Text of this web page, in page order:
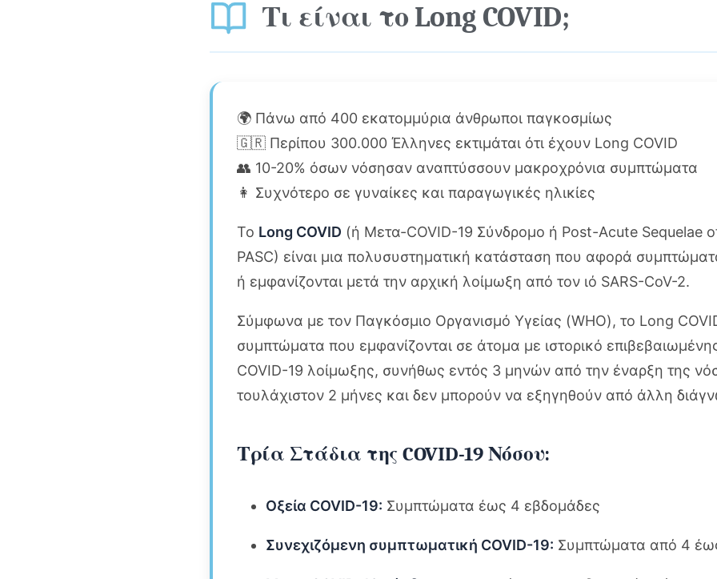
Τι είναι το Long COVID;
🌍 Πάνω από 400 εκατομμύρια άνθρωποι παγκοσμίως
🇬🇷 Περίπου 300.000 Έλληνες εκτιμάται ότι έχουν Long COVID
👥 10-20% όσων νόσησαν αναπτύσσουν μακροχρόνια συμπτώματα
👩 Συχνότερο σε γυναίκες και παραγωγικές ηλικίες
Το Long COVID (ή Μετα-COVID-19 Σύνδρομο ή Post-Acute Sequelae
PASC) είναι μια πολυσυστηματική κατάσταση που αφορά
ή εμφανίζονται μετά την αρχική λοίμωξη από τον ιό SARS-CoV-2.
Σύμφωνα με τον Παγκόσμιο Οργανισμό Υγείας (WHO), το Long
συμπτώματα που εμφανίζονται σε άτομα με ιστορικό
COVID-19 λοίμωξης, συνήθως εντός 3 μηνών από την έναρξη της
τουλάχιστον 2 μήνες και δεν μπορούν να εξηγηθούν από άλλη
Τρία Στάδια της COVID-19 Νόσου:
Οξεία COVID-19: Συμπτώματα έως 4 εβδομάδες
Συνεχιζόμενη συμπτωματική COVID-19: Συμπτώματα από 4